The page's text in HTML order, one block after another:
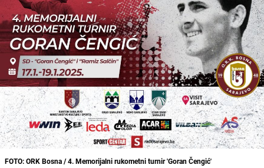
FOTO: ORK Bosna / 4. Memorijalni rukometni turnir 'Goran Čengić'